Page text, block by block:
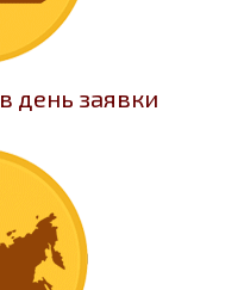
день заявки